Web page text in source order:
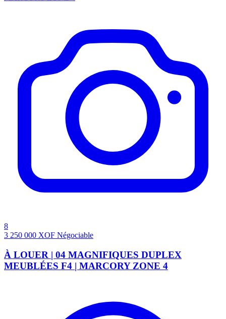
8
3 250 000 XOF Négociable
À LOUER | 04 MAGNIFIQUES DUPLEX
MEUBLÉES F4 | MARCORY ZONE 4